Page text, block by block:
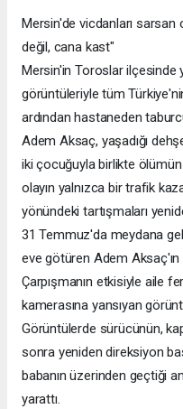
Mersin'de vicdanları
değil, cana kast"
Mersin'in Toroslar ilçesinde
görüntüleriyle tüm
ardından hastaneden
Adem Aksaç, yaşadığı
iki çocuğuyla birlikte ölümün
olayın yalnızca bir trafik
yönündeki tartışmaları
31 Temmuz'da meydana
eve götüren Adem Aksaç'ın
Çarpışmanın etkisiyle aile
kamerasına yansıyan
Görüntülerde sürücünün,
sonra yeniden direksiyon
babanın üzerinden geçtiği
yarattı.